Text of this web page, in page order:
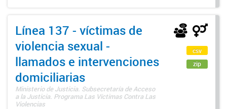
Línea 137 - víctimas de
violencia sexual -
llamados e intervenciones
domiciliarias
Ministerio de Justicia. Subsecretaría de Acceso
a la Justicia. Programa Las Víctimas Contra Las
Violencias
csv
zip